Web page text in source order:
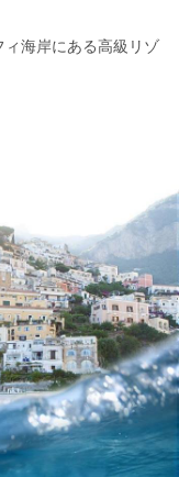
海岸にある高級リゾ